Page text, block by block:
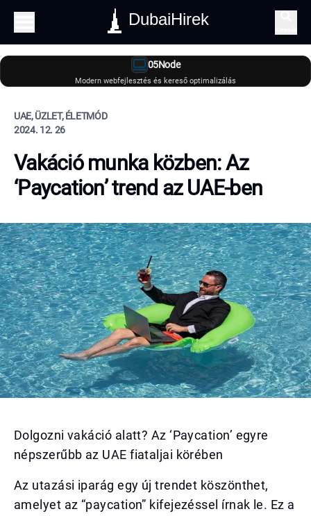
DubaiHirek
05Node
Modern webfejlesztés és kereső optimalizálás
UAE, ÜZLET, ÉLETMÓD
2024. 12. 26
Vakáció munka közben: Az
‘Paycation’ trend az UAE-ben
Dolgozni vakáció alatt? Az ‘Paycation’ egyre
népszerűbb az UAE fiataljai körében
Az utazási iparág egy új trendet köszönthet,
amelyet az “paycation” kifejezéssel írnak le. Ez a